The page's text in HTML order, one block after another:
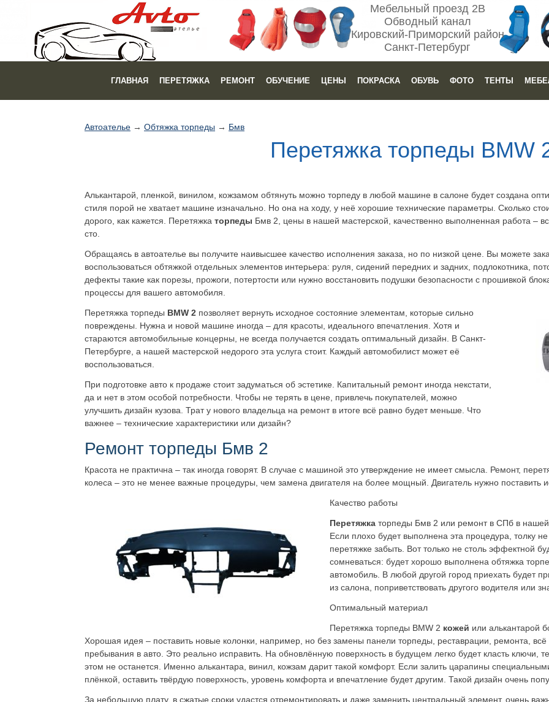
Мебельный проезд 2В
Обводный канал
Кировский-Приморский район
Санкт-Петербург
ГЛАВНАЯ ПЕРЕТЯЖКА РЕМОНТ ОБУЧЕНИЕ ЦЕНЫ ПОКРАСКА ОБУВЬ ФОТО ТЕНТЫ
Автоателье → Обтяжка торпеды → Бмв
Перетяжка торпеды BMW
Алькантарой, пленкой, винилом, кожзамом обтянуть можно торпеду в любой машине в салоне будет создана
стиля порой не хватает машине изначально. Но она на ходу, у неё хорошие технические параметры. Сколько
дорого, как кажется. Перетяжка торпеды Бмв 2, цены в нашей мастерской, качественно выполненная работа –
сто.
Обращаясь в автоателье вы получите наивысшее качество исполнения заказа, но по низкой цене. Вы можете
воспользоваться обтяжкой отдельных элементов интерьера: руля, сидений передних и задних, подлокотника,
дефекты такие как порезы, прожоги, потертости или нужно восстановить подушки безопасности с прошивкой
процессы для вашего автомобиля.
Перетяжка торпеды BMW 2 позволяет вернуть исходное состояние элементам, которые сильно
повреждены. Нужна и новой машине иногда – для красоты, идеального впечатления. Хотя и
стараются автомобильные концерны, не всегда получается создать оптимальный дизайн. В Санкт-
Петербурге, а нашей мастерской недорого эта услуга стоит. Каждый автомобилист может её
воспользоваться.
При подготовке авто к продаже стоит задуматься об эстетике. Капитальный ремонт иногда некстати,
да и нет в этом особой потребности. Чтобы не терять в цене, привлечь покупателей, можно
улучшить дизайн кузова. Трат у нового владельца на ремонт в итоге всё равно будет меньше. Что
важнее – технические характеристики или дизайн?
Ремонт торпеды Бмв 2
Красота не практична – так иногда говорят. В случае с машиной это утверждение не имеет смысла. Ремонт,
колеса – это не менее важные процедуры, чем замена двигателя на более мощный. Двигатель нужно поставить
Качество работы
Перетяжка торпеды Бмв 2 или ремонт в СПб в нашей
Если плохо будет выполнена эта процедура, толку
перетяжке забыть. Вот только не столь эффектной
сомневаться: будет хорошо выполнена обтяжка
автомобиль. В любой другой город приехать будет
из салона, поприветствовать другого водителя или
Оптимальный материал
Перетяжка торпеды BMW 2 кожей или алькантарой
Хорошая идея – поставить новые колонки, например, но без замены панели торпеды, реставрации, ремонта,
пребывания в авто. Это реально исправить. На обновлённую поверхность в будущем легко будет класть ключи,
этом не останется. Именно алькантара, винил, кожзам дарит такой комфорт. Если залить царапины
плёнкой, оставить твёрдую поверхность, уровень комфорта и впечатление будет другим. Такой дизайн очень
За небольшую плату, в сжатые сроки удастся отремонтировать и даже заменить центральный элемент, очень